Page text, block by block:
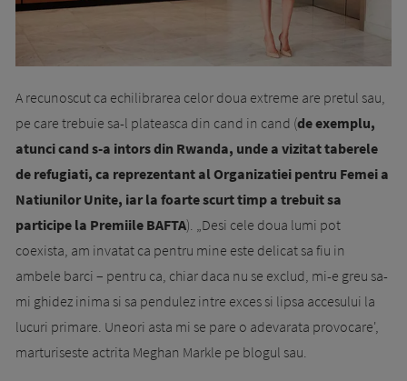
A recunoscut ca echilibrarea celor doua extreme are pretul sau,
pe care trebuie sa-l plateasca din cand in cand (de exemplu,
atunci cand s-a intors din Rwanda, unde a vizitat taberele
de refugiati, ca reprezentant al Organizatiei pentru Femei a
Natiunilor Unite, iar la foarte scurt timp a trebuit sa
participe la Premiile BAFTA). „Desi cele doua lumi pot
coexista, am invatat ca pentru mine este delicat sa fiu in
ambele barci – pentru ca, chiar daca nu se exclud, mi-e greu sa-
mi ghidez inima si sa pendulez intre exces si lipsa accesului la
lucuri primare. Uneori asta mi se pare o adevarata provocare',
marturiseste actrita Meghan Markle pe blogul sau.